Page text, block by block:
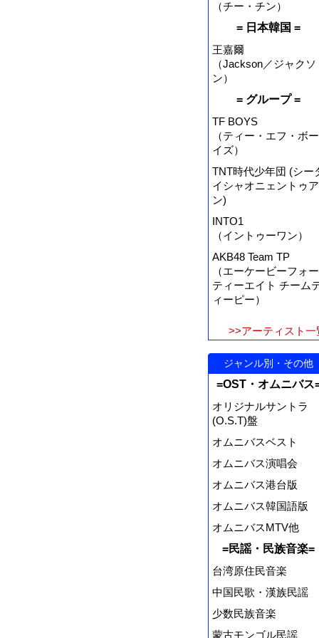
（チー・チン）
= 日本韓国 =
王嘉爾
（Jackson／ジャクソ
ン）
= グループ =
TF BOYS
（ティー・エフ・ボー
イズ）
TNT時代少年団 (シー
イシャオニェントゥア
ン)
INTO1
（イントゥーワン）
AKB48 Team TP
（エーケービーフォー
ティーエイト チーム
ィーピー）
>>アーティスト一
ジャンル別・その他
=OST・オムニバス
オリジナルサントラ
(O.S.T)盤
オムニバスベスト
オムニバス演唱会
オムニバス港台版
オムニバス韓国語版
オムニバスMTV他
=民謡・民族音楽=
台湾原住民音楽
中国民歌・漢族民謡
少数民族音楽
蒙古モンゴル民謡